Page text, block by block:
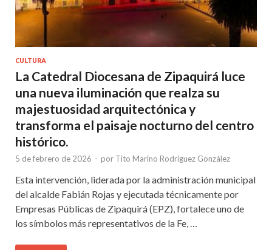
CULTURA
La Catedral Diocesana de Zipaquirá luce
una nueva iluminación que realza su
majestuosidad arquitectónica y
transforma el paisaje nocturno del centro
histórico.
5 de febrero de 2026 - por Tito Marino Rodriguez González
Esta intervención, liderada por la administración municipal
del alcalde Fabián Rojas y ejecutada técnicamente por
Empresas Públicas de Zipaquirá (EPZ), fortalece uno de
los símbolos más representativos de la Fe, …